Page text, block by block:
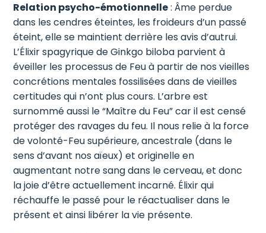
Relation psycho-émotionnelle: Âme perdue
dans les cendres éteintes, les froideurs d’un passé
éteint, elle se maintient derrière les avis d’autrui.
L’Élixir spagyrique de Ginkgo biloba parvient à
éveiller les processus de Feu à partir de nos vieilles
concrétions mentales fossilisées dans de vieilles
certitudes qui n’ont plus cours. L’arbre est
surnommé aussi le “Maître du Feu” car il est censé
protéger des ravages du feu. Il nous relie à la force
de volonté-Feu supérieure, ancestrale (dans le
sens d’avant nos aïeux) et originelle en
augmentant notre sang dans le cerveau, et donc
la joie d’être actuellement incarné. Élixir qui
réchauffe le passé pour le réactualiser dans le
présent et ainsi libérer la vie présente.